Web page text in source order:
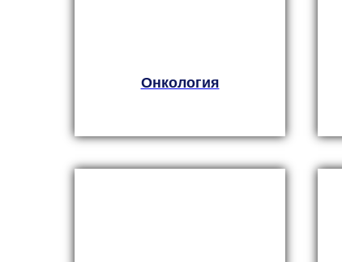
Онкология